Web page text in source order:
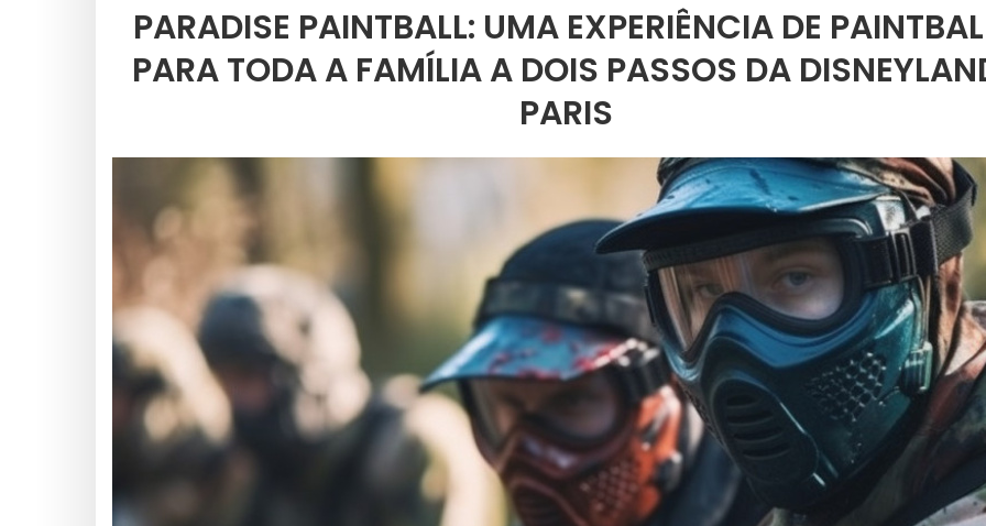
PARADISE PAINTBALL: UMA EXPERIÊNCIA DE
PARA TODA A FAMÍLIA A DOIS PASSOS DA
PARIS